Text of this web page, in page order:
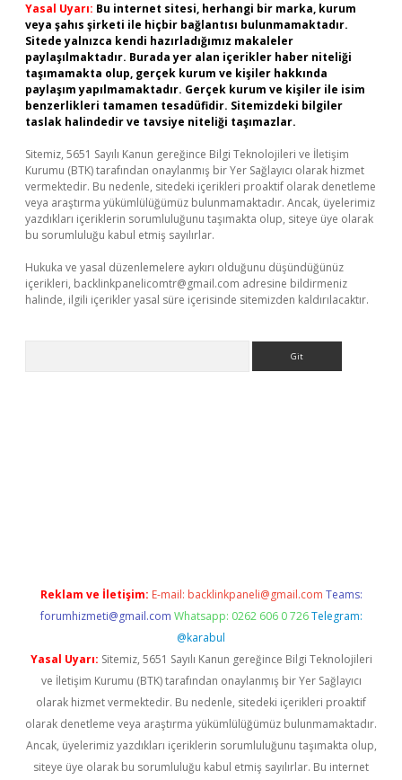
Yasal Uyarı: Bu internet sitesi, herhangi bir marka, kurum
veya şahıs şirketi ile hiçbir bağlantısı bulunmamaktadır.
Sitede yalnızca kendi hazırladığımız makaleler
paylaşılmaktadır. Burada yer alan içerikler haber niteliği
taşımamakta olup, gerçek kurum ve kişiler hakkında
paylaşım yapılmamaktadır. Gerçek kurum ve kişiler ile isim
benzerlikleri tamamen tesadüfidir. Sitemizdeki bilgiler
taslak halindedir ve tavsiye niteliği taşımazlar.
Sitemiz, 5651 Sayılı Kanun gereğince Bilgi Teknolojileri ve İletişim
Kurumu (BTK) tarafından onaylanmış bir Yer Sağlayıcı olarak hizmet
vermektedir. Bu nedenle, sitedeki içerikleri proaktif olarak denetleme
veya araştırma yükümlülüğümüz bulunmamaktadır. Ancak, üyelerimiz
yazdıkları içeriklerin sorumluluğunu taşımakta olup, siteye üye olarak
bu sorumluluğu kabul etmiş sayılırlar.
Hukuka ve yasal düzenlemelere aykırı olduğunu düşündüğünüz
içerikleri, backlinkpanelicomtr@gmail.com adresine bildirmeniz
halinde, ilgili içerikler yasal süre içerisinde sitemizden kaldırılacaktır.
Reklam ve İletişim: E-mail: backlinkpaneli@gmail.com Teams:
forumhizmeti@gmail.com Whatsapp: 0262 606 0 726 Telegram:
@karabul
Yasal Uyarı: Sitemiz, 5651 Sayılı Kanun gereğince Bilgi Teknolojileri
ve İletişim Kurumu (BTK) tarafından onaylanmış bir Yer Sağlayıcı
olarak hizmet vermektedir. Bu nedenle, sitedeki içerikleri proaktif
olarak denetleme veya araştırma yükümlülüğümüz bulunmamaktadır.
Ancak, üyelerimiz yazdıkları içeriklerin sorumluluğunu taşımakta olup,
siteye üye olarak bu sorumluluğu kabul etmiş sayılırlar. Bu internet